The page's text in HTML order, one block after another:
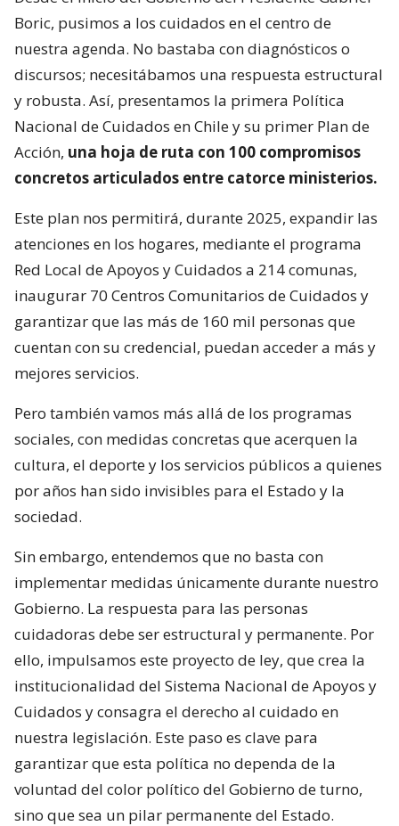
Boric, pusimos a los cuidados en el centro de
nuestra agenda. No bastaba con diagnósticos o
discursos; necesitábamos una respuesta estructural
y robusta. Así, presentamos la primera Política
Nacional de Cuidados en Chile y su primer Plan de
Acción, una hoja de ruta con 100 compromisos
concretos articulados entre catorce ministerios.
Este plan nos permitirá, durante 2025, expandir las
atenciones en los hogares, mediante el programa
Red Local de Apoyos y Cuidados a 214 comunas,
inaugurar 70 Centros Comunitarios de Cuidados y
garantizar que las más de 160 mil personas que
cuentan con su credencial, puedan acceder a más y
mejores servicios.
Pero también vamos más allá de los programas
sociales, con medidas concretas que acerquen la
cultura, el deporte y los servicios públicos a quienes
por años han sido invisibles para el Estado y la
sociedad.
Sin embargo, entendemos que no basta con
implementar medidas únicamente durante nuestro
Gobierno. La respuesta para las personas
cuidadoras debe ser estructural y permanente. Por
ello, impulsamos este proyecto de ley, que crea la
institucionalidad del Sistema Nacional de Apoyos y
Cuidados y consagra el derecho al cuidado en
nuestra legislación. Este paso es clave para
garantizar que esta política no dependa de la
voluntad del color político del Gobierno de turno,
sino que sea un pilar permanente del Estado.